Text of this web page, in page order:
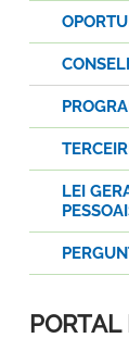
LEI
PORTAL